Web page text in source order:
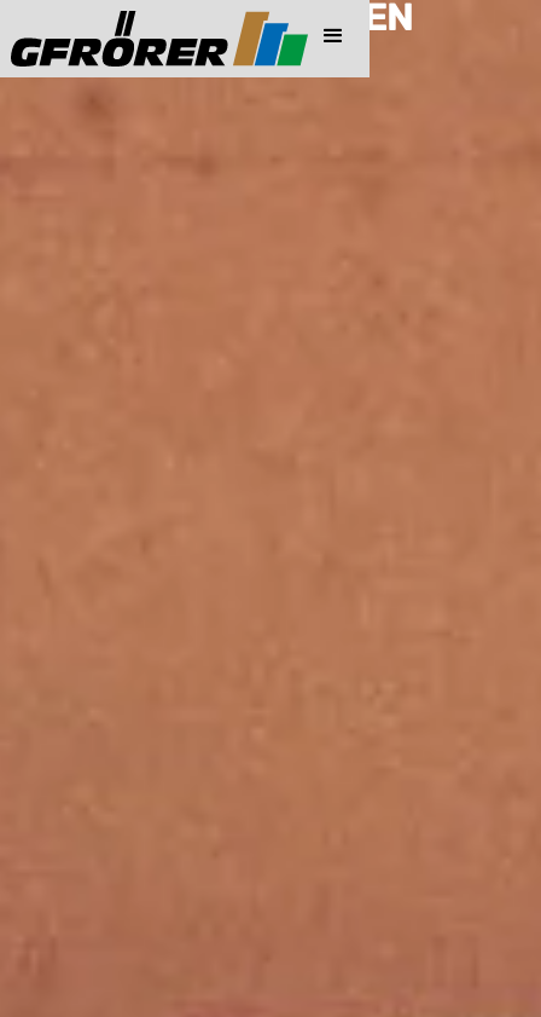
PREISINFORMATIONEN